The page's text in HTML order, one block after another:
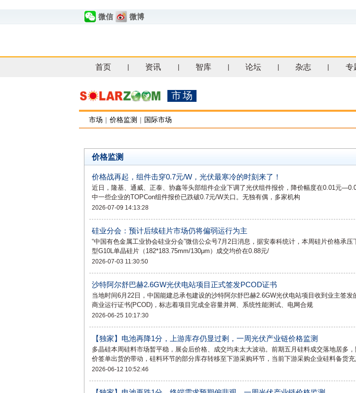
微信 微博
首页 资讯 智库 论坛 杂志 专
市场
市场 | 价格监测 | 国际市场
价格监测
价格战再起，组件击穿0.7元/W，光伏最寒冷的时刻来了！
近日，隆基、通威、正泰、协鑫等头部组件企业下调了光伏组件报价，降价幅度在0.01元
中一些企业的TOPCon组件报价已跌破0.7元/W关口。无独有偶，多家机构
2026-07-09 14:13:28
硅业分会：预计后续硅片市场仍将偏弱运行为主
“中国有色金属工业协会硅业分会”微信公众号7月2日消息，据安泰科统计，本周硅片价格承压
型G10L单晶硅片（182*183.75mm/130μm）成交均价在0.88元/
2026-07-03 11:30:50
沙特阿尔舒巴赫2.6GW光伏电站项目正式签发PCOD证书
当地时间6月22日，中国能建总承包建设的沙特阿尔舒巴赫2.6GW光伏电站项目收到业主签发
商业运行证书(PCOD)，标志着项目完成全容量并网、系统性能测试、电网合规
2026-06-25 10:17:30
【独家】电池再降1分，上游库存仍显过剩，一周光伏产业链价格监测
多晶硅本周硅料市场暂平稳，展会后价格、成交均未太大波动。前期五月硅料成交落地居多
价签单出货的带动，硅料环节的部分库存转移至下游采购环节，当前下游采购企业硅料备货充
2026-06-12 10:52:46